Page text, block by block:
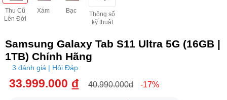
Thu Cũ
Lên Đời
Xám Bạc
Thông số
kỹ thuật
Samsung Galaxy Tab S11 Ultra 5G (16GB |
1TB) Chính Hãng
3 đánh giá | Hỏi Đáp
33.999.000 đ 40.990.000đ -17%